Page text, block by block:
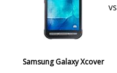
Samsung Galaxy Xcover
vs